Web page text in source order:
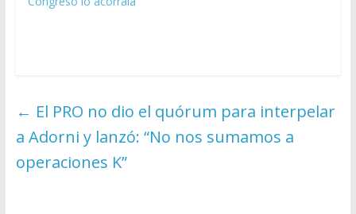
← El PRO no dio el quórum para interpelar
a Adorni y lanzó: “No nos sumamos a
operaciones K”